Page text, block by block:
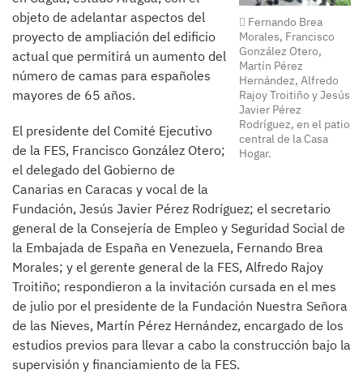
Fernando Brea
Morales, Francisco
González Otero,
Martín Pérez
Hernández, Alfredo
Rajoy Troitiño y Jesús
Javier Pérez
Rodríguez, en el patio
central de la Casa
Hogar.
objeto de adelantar aspectos del
proyecto de ampliación del edificio
actual que permitirá un aumento del
número de camas para españoles
mayores de 65 años.
El presidente del Comité Ejecutivo
de la FES, Francisco González Otero;
el delegado del Gobierno de
Canarias en Caracas y vocal de la
Fundación, Jesús Javier Pérez Rodríguez; el secretario
general de la Consejería de Empleo y Seguridad Social de
la Embajada de España en Venezuela, Fernando Brea
Morales; y el gerente general de la FES, Alfredo Rajoy
Troitiño; respondieron a la invitación cursada en el mes
de julio por el presidente de la Fundación Nuestra Señora
de las Nieves, Martín Pérez Hernández, encargado de los
estudios previos para llevar a cabo la construcción bajo la
supervisión y financiamiento de la FES.